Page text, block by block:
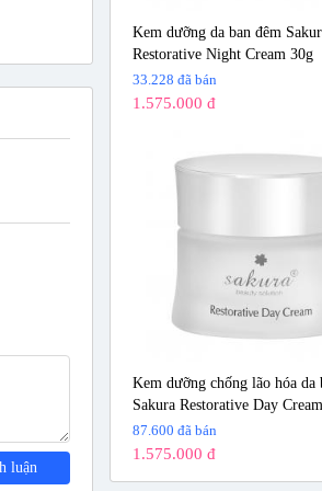
nóng
luận
Kem dưỡng da ban đêm
Restorative Night Cream 30g
33.228 đã bán
1.575.000 đ
Kem dưỡng chống lão hóa da
Sakura Restorative Day
07/28)
87.600 đã bán
1.575.000 đ